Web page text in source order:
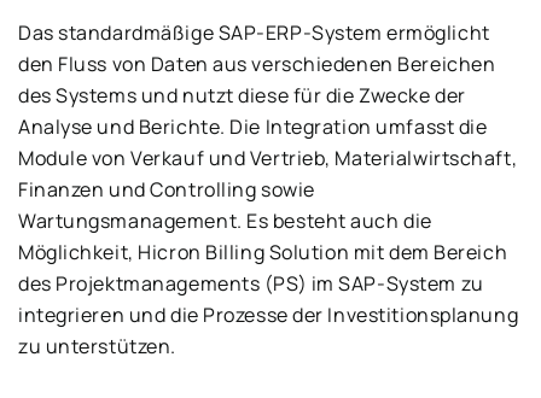
Das standardmäßige SAP-ERP-System ermöglicht
den Fluss von Daten aus verschiedenen Bereichen
des Systems und nutzt diese für die Zwecke der
Analyse und Berichte. Die Integration umfasst die
Module von Verkauf und Vertrieb, Materialwirtschaft,
Finanzen und Controlling sowie
Wartungsmanagement. Es besteht auch die
Möglichkeit, Hicron Billing Solution mit dem Bereich
des Projektmanagements (PS) im SAP-System zu
integrieren und die Prozesse der Investitionsplanung
zu unterstützen.